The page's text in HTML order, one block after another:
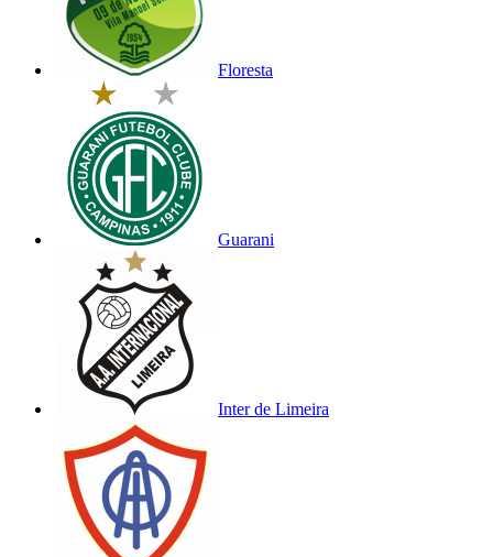
Floresta
Guarani
Inter de Limeira